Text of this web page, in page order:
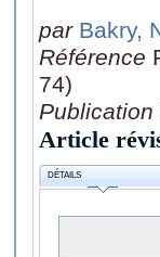
par Bakry,
Référence
74)
Publication
Article
DÉTAILS